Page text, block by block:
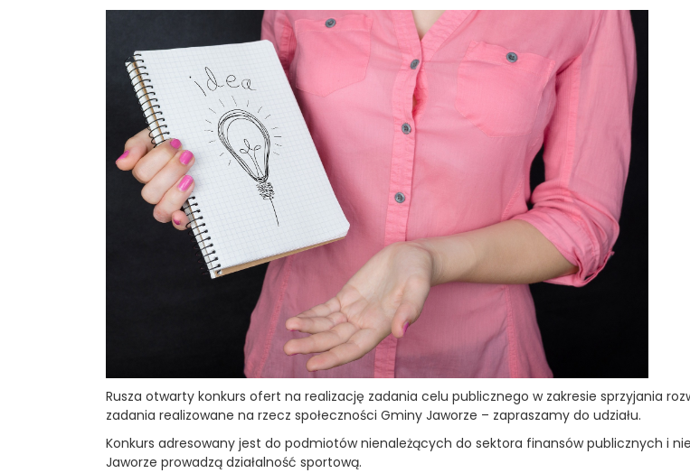
Rusza otwarty konkurs ofert na realizację zadania celu publicznego w zakresie sprzyjania
zadania realizowane na rzecz społeczności Gminy Jaworze – zapraszamy do udziału.
Konkurs adresowany jest do podmiotów nienależących do sektora finansów publicznych i
Jaworze prowadzą działalność sportową.